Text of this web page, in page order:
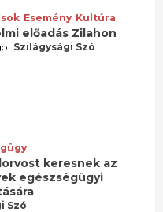
Esemény Kultúra
előadás Zilahon
Szilágysági Szó
keresnek az
egészségügyi
Szó